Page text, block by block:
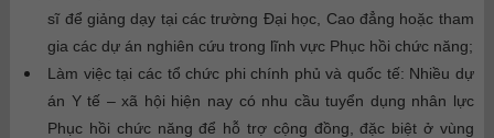
sĩ để giảng dạy tại các trường Đại học, Cao đẳng hoặc tham
gia các dự án nghiên cứu trong lĩnh vực Phục hồi chức năng;
Làm việc tại các tổ chức phi chính phủ và quốc tế: Nhiều dự
án Y tế – xã hội hiện nay có nhu cầu tuyển dụng nhân lực
Phục hồi chức năng để hỗ trợ cộng đồng, đặc biệt ở vùng